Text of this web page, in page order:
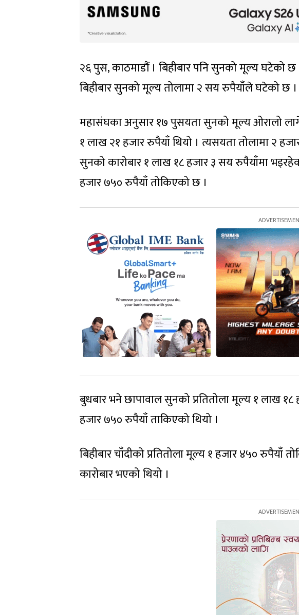
२६ पुस, काठमाडौं । बिहीबार पनि सुनको मूल्य घटेको
बिहीबार सुनको मूल्य तोलामा २ सय रुपैयाँले घटेको छ ।
महासंघका अनुसार १७ पुसयता सुनको मूल्य ओरालो
१ लाख २१ हजार रुपैयाँ थियो । त्यसयता तोलामा २
सुनको कारोबार १ लाख १८ हजार ३ सय रुपैयाँमा
हजार ७५० रुपैयाँ तोकिएको छ ।
बुधबार भने छापावाल सुनको प्रतितोला मूल्य १ लाख
हजार ७५० रुपैयाँ ताकिएको थियो ।
बिहीबार चाँदीको प्रतितोला मूल्य १ हजार ४५० रुपैयाँ
कारोबार भएको थियो ।